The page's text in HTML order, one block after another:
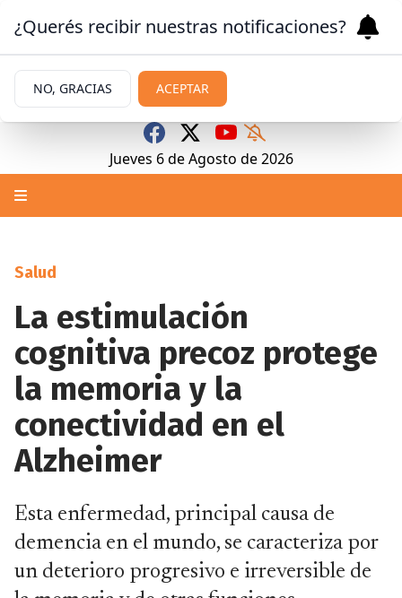
Jueves 6 de Agosto de 2026
Salud
La estimulación
cognitiva precoz protege
la memoria y la
conectividad en el
Alzheimer
Esta enfermedad, principal causa de
demencia en el mundo, se caracteriza por
un deterioro progresivo e irreversible de
¿Querés recibir nuestras notificaciones?
NO, GRACIAS ACEPTAR